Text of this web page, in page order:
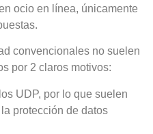
ocio en línea, únicamente
convencionales no suelen
por 2 claros motivos:
UDP, por lo que suelen
protección de datos